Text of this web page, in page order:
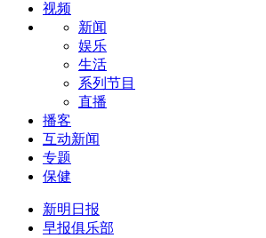
视频
新闻
娱乐
生活
系列节目
直播
播客
互动新闻
专题
保健
新明日报
早报俱乐部